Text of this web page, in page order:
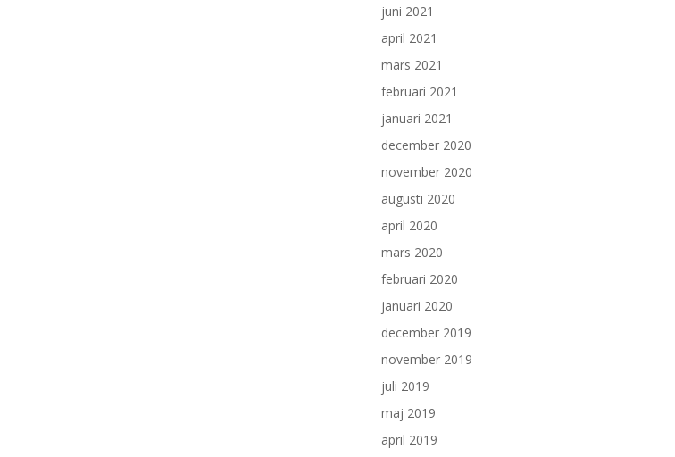
juni 2021
april 2021
mars 2021
februari 2021
januari 2021
december 2020
november 2020
augusti 2020
april 2020
mars 2020
februari 2020
januari 2020
december 2019
november 2019
juli 2019
maj 2019
april 2019